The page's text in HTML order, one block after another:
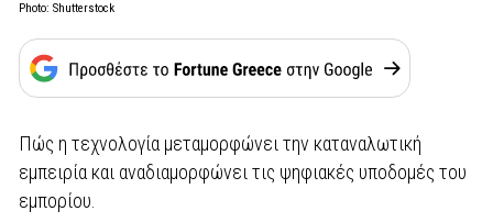
Photo: Shutterstock
Πώς η τεχνολογία μεταμορφώνει την καταναλωτική
εμπειρία και αναδιαμορφώνει τις ψηφιακές υποδομές του
εμπορίου.